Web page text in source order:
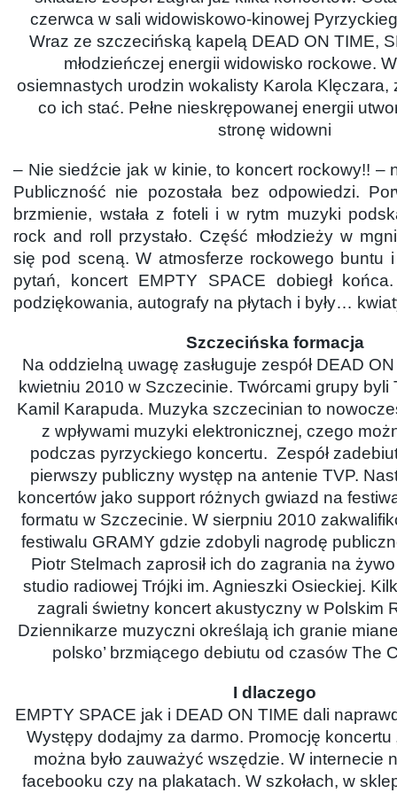
czerwca w sali widowiskowo-kinowej
Wraz ze szczecińską kapelą DEAD ON TIME,
młodzieńczej energii widowisko rockowe.
osiemnastych urodzin wokalisty Karola Klęczara,
co ich stać. Pełne nieskrępowanej energii
stronę widowni
– Nie siedźcie jak w kinie, to koncert rockowy!! –
Publiczność nie pozostała bez odpowiedzi.
brzmienie, wstała z foteli i w rytm muzyki
rock and roll przystało. Część młodzieży w
się pod sceną. W atmosferze rockowego buntu
pytań, koncert EMPTY SPACE dobiegł
podziękowania, autografy na płytach i były…
Szczecińska formacja
Na oddzielną uwagę zasługuje zespół DEAD
kwietniu 2010 w Szczecinie. Twórcami grupy byli
Kamil Karapuda. Muzyka szczecinian to
z wpływami muzyki elektronicznej, czego
podczas pyrzyckiego koncertu. Zespół
pierwszy publiczny występ na antenie TVP.
koncertów jako support różnych gwiazd na
formatu w Szczecinie. W sierpniu 2010
festiwalu GRAMY gdzie zdobyli nagrodę
Piotr Stelmach zaprosił ich do zagrania na
studio radiowej Trójki im. Agnieszki Osieckiej.
zagrali świetny koncert akustyczny w Polskim
Dziennikarze muzyczni określają ich granie
polsko’ brzmiącego debiutu od czasów The
I dlaczego
EMPTY SPACE jak i DEAD ON TIME dali
Występy dodajmy za darmo. Promocję koncertu
można było zauważyć wszędzie. W internecie
facebooku czy na plakatach. W szkołach, w